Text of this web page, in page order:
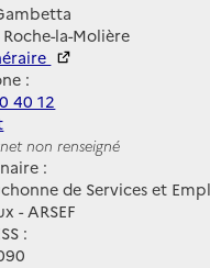
la-Molière
:
40 12
non renseigné
:
de Services et
- ARSEF
: